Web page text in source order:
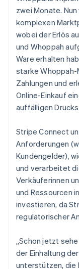
zwei Monate.
komplexen
wobei der Erlös
und Whoppah
Ware erhalten
starke
Zahlungen und
Online-Einkauf
auffälligen
Stripe Connect
Anforderungen
Kundengelder),
und verarbeitet
Verkäuferinnen
und Ressourcen
investieren, da
regulatorischer
„Schon jetzt
der Einhaltung
unterstützen, die